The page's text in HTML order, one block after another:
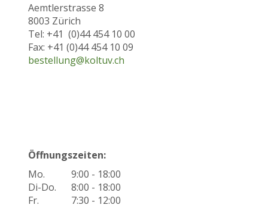
Aemtlerstrasse 8
8003 Zürich
Tel: +41 (0)44 454 10 00
Fax: +41 (0)44 454 10 09
bestellung@koltuv.ch
Öffnungszeiten:
Mo.
9:00 - 18:00
Di-Do.
8:00 - 18:00
Fr.
7:30 - 12:00